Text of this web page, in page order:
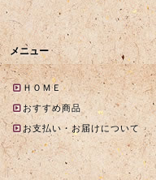
メニュー
ＨＯＭＥ
おすすめ商品
お支払い・お届けについて